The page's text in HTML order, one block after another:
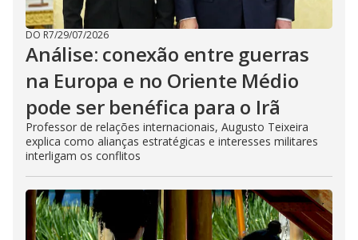
DO R7/29/07/2026
Análise: conexão entre guerras
na Europa e no Oriente Médio
pode ser benéfica para o Irã
Professor de relações internacionais, Augusto Teixeira
explica como alianças estratégicas e interesses militares
interligam os conflitos